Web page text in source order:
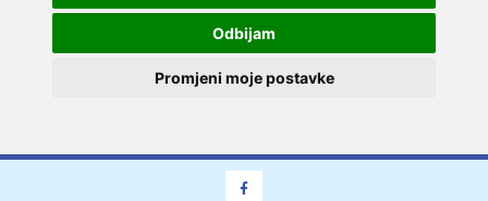
Odbijam
Promjeni moje postavke